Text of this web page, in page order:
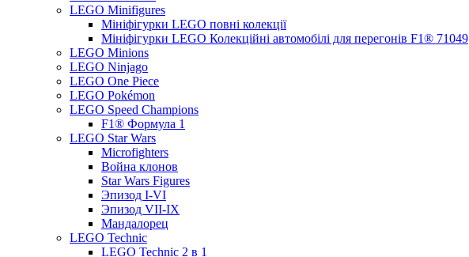
LEGO Minifigures
Мініфігурки LEGO повні колекції
Мініфігурки LEGO Колекційні автомобілі для перегонів F1® 71049
LEGO Minions
LEGO Ninjago
LEGO One Piece
LEGO Pokémon
LEGO Speed Champions
F1® Формула 1
LEGO Star Wars
Microfighters
Война клонов
Star Wars Figures
Эпизод I-VI
Эпизод VII-IX
Мандалорец
LEGO Technic
LEGO Technic 2 в 1